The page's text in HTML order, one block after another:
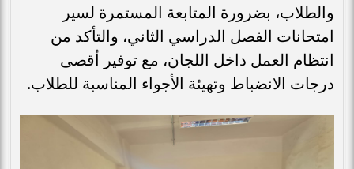
والطلاب، بضرورة المتابعة المستمرة لسير
امتحانات الفصل الدراسي الثاني، والتأكد من
انتظام العمل داخل اللجان، مع توفير أقصى
درجات الانضباط وتهيئة الأجواء المناسبة للطلاب.